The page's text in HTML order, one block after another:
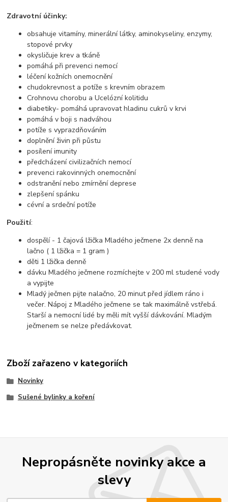
Zdravotní účinky:
obsahuje vitamíny, minerální látky, aminokyseliny, enzymy,
stopové prvky
okysličuje krev a tkáně
pomáhá při prevenci nemocí
léčení kožních onemocnění
chudokrevnost a potíže s krevním obrazem
Crohnovu chorobu a Ucelózní kolitidu
diabetiky- pomáhá upravovat hladinu cukrů v krvi
pomáhá v boji s nadváhou
potíže s vyprazdňováním
doplnění živin při půstu
posílení imunity
předcházení civilizačních nemocí
prevenci rakovinných onemocnění
odstranění nebo zmírnění deprese
zlepšení spánku
cévní a srdeční potíže
Použití:
dospělí - 1 čajová lžička Mladého ječmene 2x denně na
lačno ( 1 lžička = 1 gram )
děti 1 lžička denně
dávku Mladého ječmene rozmíchejte v 200 ml studené vody
a vypijte
Mladý ječmen pijte nalačno, 20 minut před jídlem ráno i
večer. Nápoj z Mladého ječmene se tak maximálně vstřebá.
Starší a nemocní lidé by měli mít vyšší dávkování. Mladým
ječmenem se nelze předávkovat.
Zboží zařazeno v kategoriích
Novinky
Sušené bylinky a koření
Nepropásněte novinky akce a
slevy